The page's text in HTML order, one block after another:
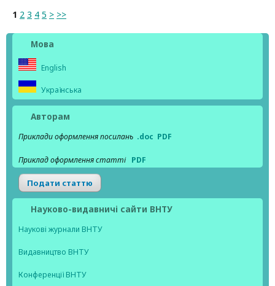
1 2 3 4 5 > >>
Мова
English
Українська
Авторам
Приклади оформлення посилань .doc PDF
Приклад оформлення статті PDF
Подати статтю
Науково-видавничі сайти ВНТУ
Наукові журнали ВНТУ
Видавництво ВНТУ
Конференції ВНТУ